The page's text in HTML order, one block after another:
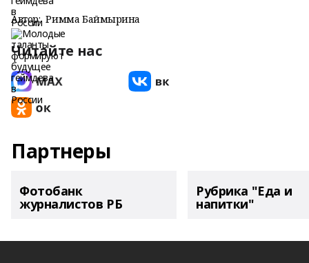
Автор: Римма Баймырҙина
Читайте нас
Партнеры
Фотобанк
журналистов РБ
Рубрика "Еда и
напитки"